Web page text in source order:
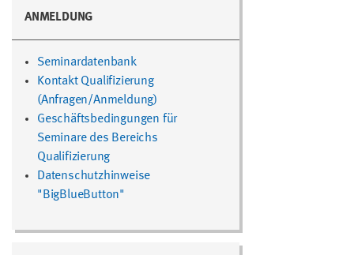
ANMELDUNG
Seminardatenbank
Kontakt Qualifizierung
(Anfragen/Anmeldung)
Geschäftsbedingungen für
Seminare des Bereichs
Qualifizierung
Datenschutzhinweise
"BigBlueButton"